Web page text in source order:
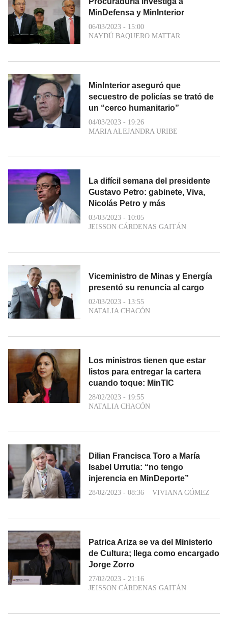
MinDefensa y MinInterior
06/03/2023 - 15:00
NAYDÚ BAQUERO MATTAR
MinInterior aseguró que
secuestro de policías se trató de
un “cerco humanitario”
04/03/2023 - 19:26
MARIA ALEJANDRA URIBE
La difícil semana del presidente
Gustavo Petro: gabinete, Viva,
Nicolás Petro y más
03/03/2023 - 10:05
JEISSON CÁRDENAS GAITÁN
Viceministro de Minas y Energía
presentó su renuncia al cargo
02/03/2023 - 13:55
NATALIA CHACÓN
Los ministros tienen que estar
listos para entregar la cartera
cuando toque: MinTIC
28/02/2023 - 19:55
NATALIA CHACÓN
Dilian Francisca Toro a María
Isabel Urrutia: “no tengo
injerencia en MinDeporte”
28/02/2023 - 08:36 VIVIANA GÓMEZ
Patrica Ariza se va del Ministerio
de Cultura; llega como encargado
Jorge Zorro
27/02/2023 - 21:16
JEISSON CÁRDENAS GAITÁN